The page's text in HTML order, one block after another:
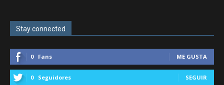
Stay connected
0 Fans ME GUSTA
0 Seguidores SEGUIR